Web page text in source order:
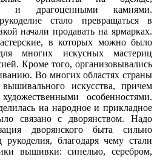
и драгоценными камнями.
стало превращаться в
начали продавать на ярмарках.
в которых можно было
многих искусных мастериц
Кроме того, организовывались
Во многих областях страны
искусства, причем
особенностями.
на народное и прикладное
связано с дворянством. Надо
дворянского быта сильно
благодаря чему стали
вышивки: синелью, серебром,